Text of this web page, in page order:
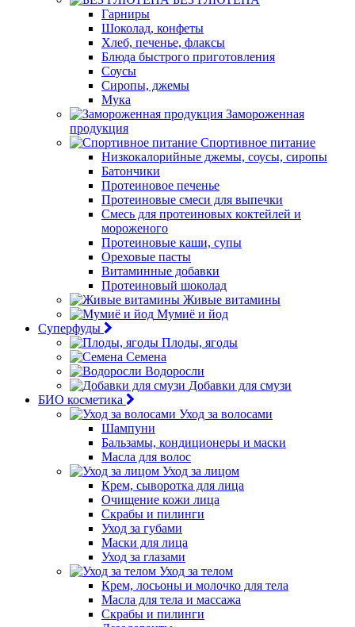
Гарниры
Шоколад, конфеты
Хлеб, печенье, флаксы
Блюда быстрого приготовления
Соусы
Сиропы, джемы
Мука
Замороженная
продукция
Спортивное питание
Низкокалорийные джемы, соусы, сиропы
Батончики
Протеиновое печенье
Протеиновые смеси для выпечки
Смесь для протеиновых коктейлей и
мороженого
Протеиновые каши, супы
Ореховые пасты
Витаминные добавки
Протеиновый шоколад
Живые витамины
Мумиё и йод
Суперфуды
Плоды, ягоды
Семена
Водоросли
Добавки для смузи
БИО косметика
Уход за волосами
Шампуни
Бальзамы, кондиционеры и маски
Масла для волос
Уход за лицом
Крем, сыворотка для лица
Очищение кожи лица
Скрабы и пилинги
Уход за губами
Маски для лица
Уход за глазами
Уход за телом
Крем, лосьоны и молочко для тела
Масла для тела и массажа
Скрабы и пилинги